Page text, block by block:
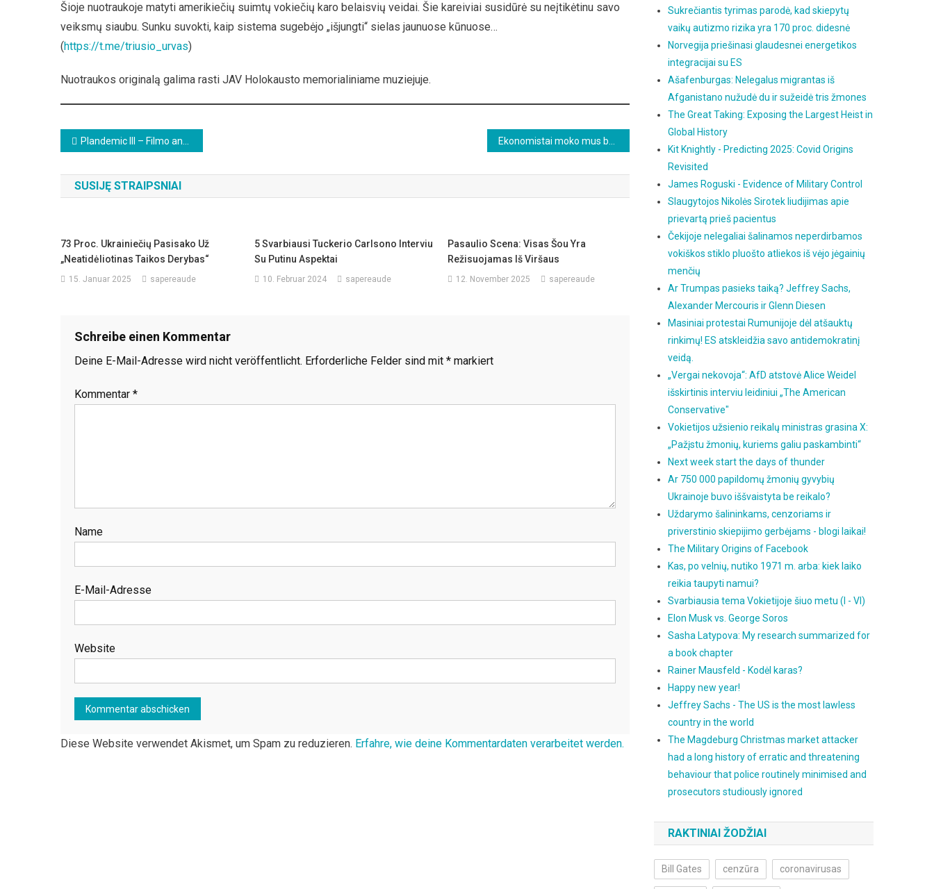
Šioje nuotraukoje matyti amerikiečių suimtų vokiečių karo belaisvių veidai. Šie kareiviai susidūrė su neįtikėtinu savo
veiksmų siaubu. Sunku suvokti, kaip sistema sugebėjo „išjungti“ sielas jaunuose kūnuose…
(https://t.me/triusio_urvas)
Nuotraukos originalą galima rasti JAV Holokausto memorialiniame muziejuje.
Beitragsnavigation
Plandemic III – Filmo anonsas
SUSIJĘ STRAIPSNIAI
73 Proc. Ukrainiečių Pasisako Už
„neatidėliotinas Taikos Derybas“
15. Januar 2025 sapereaude
5 Svarbiausi Tuckerio Carlsono Interviu
Su Putinu Aspektai
10. Februar 2024 sapereaude
Pasaulio Scena: Visas Šou Yra
Režisuojamas Iš Viršaus
12. November 2025 sapereaude
Schreibe einen Kommentar
Deine E-Mail-Adresse wird nicht veröffentlicht. Erforderliche Felder sind mit * markiert
Kommentar *
Name
E-Mail-Adresse
Website
Diese Website verwendet Akismet, um Spam zu reduzieren. Erfahre, wie deine Kommentardaten verarbeitet werden.
Sukrečiantis tyrimas parodė, kad skiepytų
vaikų autizmo rizika yra 170 proc. didesnė
Norvegija priešinasi glaudesnei energetikos
integracijai su ES
Ašafenburgas: Nelegalus migrantas iš
Afganistano nužudė du ir sužeidė tris žmones
The Great Taking: Exposing the Largest Heist in
Global History
Kit Knightly - Predicting 2025: Covid Origins
Revisited
James Roguski - Evidence of Military Control
Slaugytojos Nikolės Sirotek liudijimas apie
prievartą prieš pacientus
Čekijoje nelegaliai šalinamos neperdirbamos
vokiškos stiklo pluošto atliekos iš vėjo jėgainių
menčių
Ar Trumpas pasieks taiką? Jeffrey Sachs,
Alexander Mercouris ir Glenn Diesen
Masiniai protestai Rumunijoje dėl atšauktų
rinkimų! ES atskleidžia savo antidemokratinį
veidą.
„Vergai nekovoja“: AfD atstovė Alice Weidel
išskirtinis interviu leidiniui „The American
Conservative"
Vokietijos užsienio reikalų ministras grasina X:
„Pažįstu žmonių, kuriems galiu paskambinti“
Next week start the days of thunder
Ar 750 000 papildomų žmonių gyvybių
Ukrainoje buvo iššvaistyta be reikalo?
Uždarymo šalininkams, cenzoriams ir
priverstinio skiepijimo gerbėjams - blogi laikai!
The Military Origins of Facebook
Kas, po velnių, nutiko 1971 m. arba: kiek laiko
reikia taupyti namui?
Svarbiausia tema Vokietijoje šiuo metu (I - VI)
Elon Musk vs. George Soros
Sasha Latypova: My research summarized for
a book chapter
Rainer Mausfeld - Kodėl karas?
Happy new year!
Jeffrey Sachs - The US is the most lawless
country in the world
The Magdeburg Christmas market attacker
had a long history of erratic and threatening
behaviour that police routinely minimised and
prosecutors studiously ignored
RAKTINIAI ŽODŽIAI
Bill Gates cenzūra coronavirusas